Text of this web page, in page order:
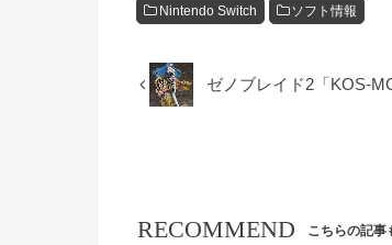
Nintendo Switch ソフト情報
ゼノブレイド2「KOS-
RECOMMEND こちらの記事